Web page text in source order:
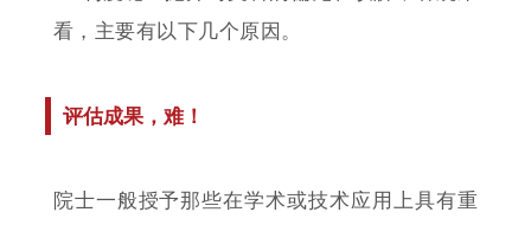
看，主要有以下几个原因。
评估成果，难！
院士一般授予那些在学术或技术应用上具有重